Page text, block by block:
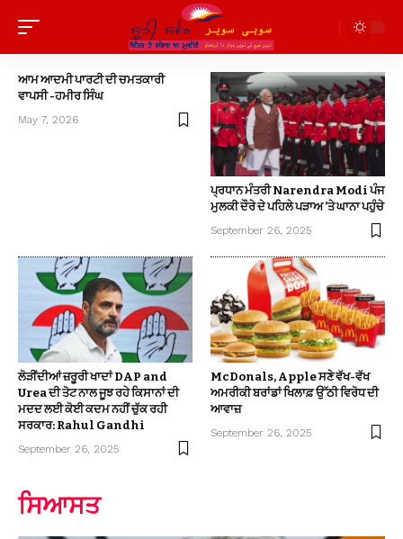
ਆਮ ਆਦਮੀ ਪਾਰਟੀ ਦੀ ਚਮਤਕਾਰੀ
ਵਾਪਸੀ -ਹਮੀਰ ਸਿੰਘ
May 7, 2026
ਪ੍ਰਧਾਨ ਮੰਤਰੀ Narendra Modi ਪੰਜ
ਮੁਲਕੀ ਦੌਰੇ ਦੇ ਪਹਿਲੇ ਪੜਾਅ ’ਤੇ ਘਾਨਾ ਪਹੁੰਚੇ
September 26, 2025
ਲੋੜੀਂਦੀਆਂ ਜ਼ਰੂਰੀ ਖਾਦਾਂ DAP and
Urea ਦੀ ਤੋਟ ਨਾਲ ਜੂਝ ਰਹੇ ਕਿਸਾਨਾਂ ਦੀ
ਮਦਦ ਲਈ ਕੋਈ ਕਦਮ ਨਹੀਂ ਚੁੱਕ ਰਹੀ
ਸਰਕਾਰ: Rahul Gandhi
September 26, 2025
McDonals, Apple ਸਣੇ ਵੱਖ-ਵੱਖ
ਅਮਰੀਕੀ ਬਰਾਂਡਾਂ ਖਿਲਾਫ਼ ਉੱਠੀ ਵਿਰੋਧ ਦੀ
ਆਵਾਜ਼
September 26, 2025
ਸਿਆਸਤ